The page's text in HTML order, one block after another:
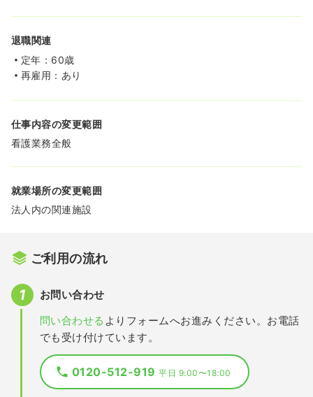
退職関連
定年：60歳
再雇用：あり
仕事内容の変更範囲
看護業務全般
就業場所の変更範囲
法人内の関連施設
ご利用の流れ
お問い合わせ
問い合わせる よりフォームへお進みください。お電話
でも受け付けています。
0120-512-919平日 9:00〜18:00